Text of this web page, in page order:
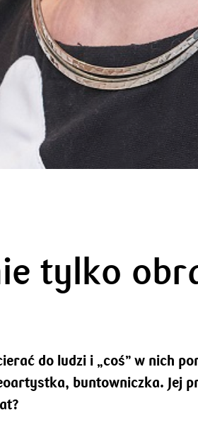
tylko
do ludzi i „coś” w nich
buntowniczka. Jej